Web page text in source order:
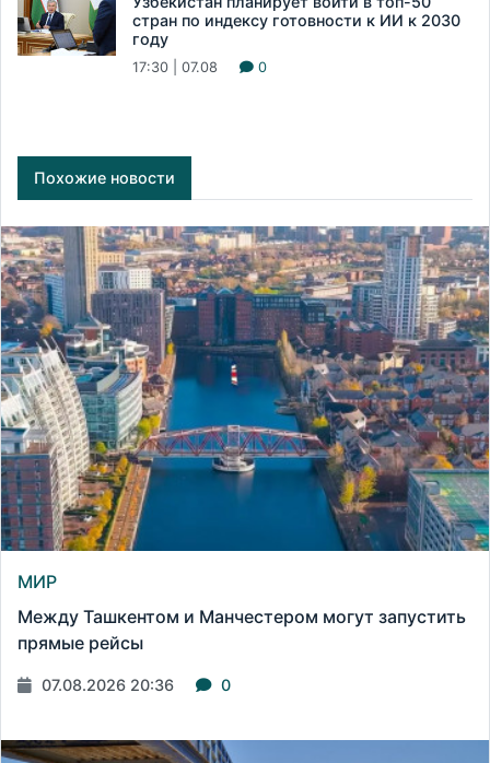
стран по индексу готовности к ИИ к 2030
году
17:30 | 07.08 0
Похожие новости
МИР
Между Ташкентом и Манчестером могут запустить
прямые рейсы
07.08.2026 20:36 0